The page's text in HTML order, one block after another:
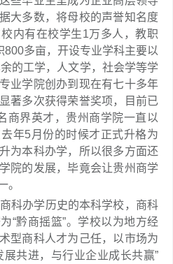
大多数，将母校的声誉知名度
内有在校学生1万多人，教职
多亩，开设专业学科主要以
的工学，人文学，社会学等学
业学院创办到现在有七十多年
著多次获得荣誉奖项，目前已
商界英才，贵州商学院一直以
年5月份的时候才正式升格为
为本科办学，所以很多方面还
院的发展，毕竟会让贵州商学
。
科办学历史的本科学校，商科
“黔商摇篮”。学校以为地方经
型商科人才为己任，以市场为
展共进，与行业企业成长共赢”